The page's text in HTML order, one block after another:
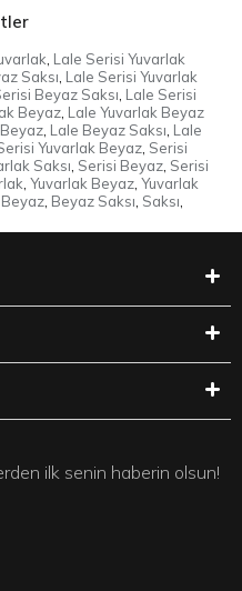
Lale Serisi Yuvarlak
Saksı Lale Serisi Yuvarlak
Beyaz Saksı Lale Serisi
Beyaz, Lale Yuvarlak Beyaz
, Lale Beyaz Saksı Lale
Yuvarlak Beyaz Serisi
Saksı Serisi Beyaz Serisi
Yuvarlak Beyaz Yuvarlak
Beyaz, Beyaz Saksı Saksı
ilk senin haberin olsun!